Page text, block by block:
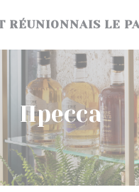
Пресса